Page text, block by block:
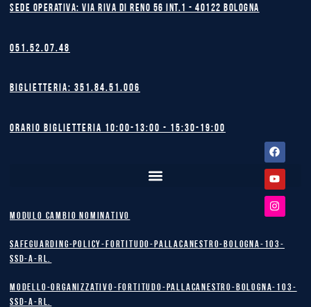
Facebook
Youtube
Instagram
Sede operativa: Via Riva di Reno 56 int.1 - 40122 BOLOGNA
051.52.07.48
Biglietteria: 351.84.51.006
Orario biglietteria 10:00-13:00 - 15:30-19:00
MODULO CAMBIO NOMINATIVO
safeguarding-policy-Fortitudo-Pallacanestro-Bologna-103-
SSD-A-RL.
Modello-Organizzativo-Fortitudo-Pallacanestro-Bologna-103-
SSD-A-RL.